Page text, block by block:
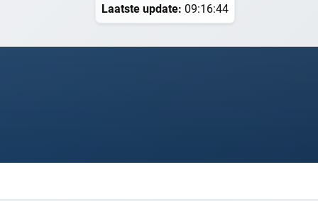
Laatste update: 09:16:44